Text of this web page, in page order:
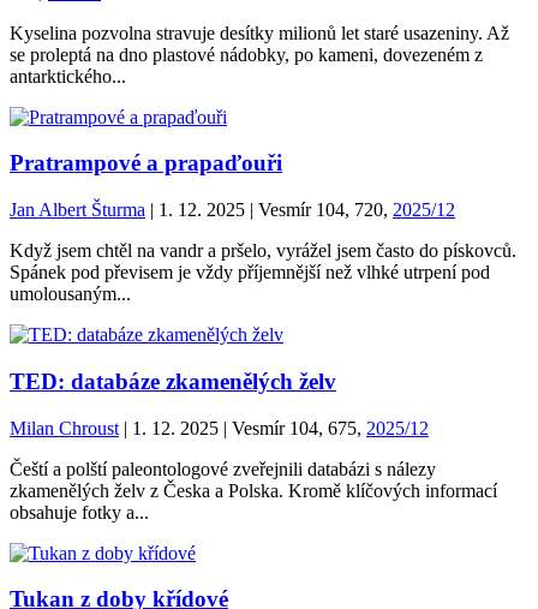
Kyselina pozvolna stravuje desítky milionů let staré usazeniny. Až
se proleptá na dno plastové nádobky, po kameni, dovezeném z
antarktického...
Pratrampové a prapaďouři
Jan Albert Šturma | 1. 12. 2025 | Vesmír 104, 720, 2025/12
Když jsem chtěl na vandr a pršelo, vyrážel jsem často do pískovců.
Spánek pod převisem je vždy příjemnější než vlhké utrpení pod
umolousaným...
TED: databáze zkamenělých želv
Milan Chroust | 1. 12. 2025 | Vesmír 104, 675, 2025/12
Čeští a polští paleontologové zveřejnili databázi s nálezy
zkamenělých želv z Česka a Polska. Kromě klíčových informací
obsahuje fotky a...
Tukan z doby křídové